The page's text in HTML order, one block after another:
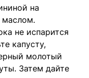
на
маслом.
не испарится
капусту,
молотый
Затем дайте